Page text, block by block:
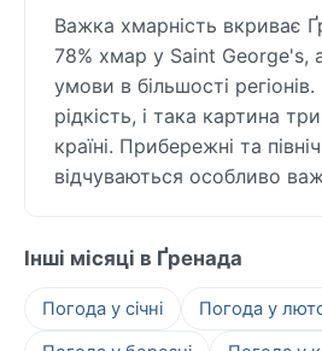
Важка хмарність вкриває
78% хмар у Saint George's,
умови в більшості
рідкість, і така картина
країні. Прибережні та
відчуваються особливо
Інші місяці в Ґренада
Погода у січні
Погода у